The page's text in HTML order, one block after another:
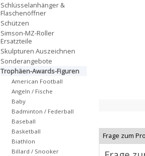
Frage zum
Schlüsselanhänger &
Flaschenöffner
Schützen
Simson-MZ-Roller
Ersatzteile
Skulpturen Auszeichnen
Sonderangebote
Trophäen-Awards-Figuren
American Football
Angeln / Fische
Baby
Badminton / Federball
Baseball
Basketball
Biathlon
Billard / Snooker